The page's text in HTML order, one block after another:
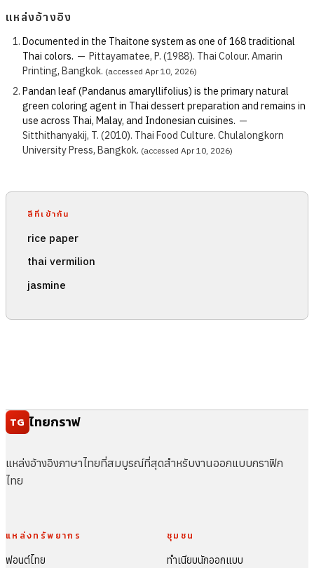
แหล่งอ้างอิง
Documented in the Thaitone system as one of 168 traditional
Thai colors. — Pittayamatee, P. (1988). Thai Colour. Amarin
Printing, Bangkok. (accessed Apr 10, 2026)
Pandan leaf (Pandanus amaryllifolius) is the primary natural
green coloring agent in Thai dessert preparation and remains in
use across Thai, Malay, and Indonesian cuisines. —
Sitthithanyakij, T. (2010). Thai Food Culture. Chulalongkorn
University Press, Bangkok. (accessed Apr 10, 2026)
สีที่เข้ากัน
rice paper
thai vermilion
jasmine
TG ไทยกราฟ
แหล่งอ้างอิงภาษาไทยที่สมบูรณ์ที่สุดสำหรับงานออกแบบกราฟิก
ไทย
แหล่งทรัพยากร
ฟอนต์ไทย
ชุมชน
ทำเนียบนักออกแบบ